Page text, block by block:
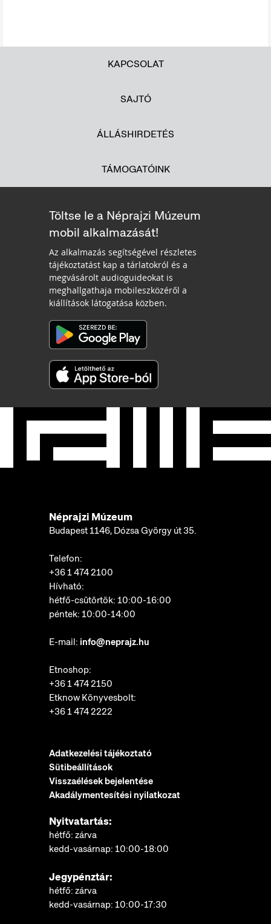
KAPCSOLAT
SAJTÓ
ÁLLÁSHIRDETÉS
TÁMOGATÓINK
Töltse le a Néprajzi Múzeum
mobil alkalmazását!
Az alkalmazás segítségével részletes
tájékoztatást kap a tárlatokról és a
megvásárolt audioguideokat is
meghallgathaja mobileszközéről a
kiállítások látogatása közben.
Néprajzi Múzeum
Budapest 1146, Dózsa György út 35.
Telefon:
+36 1 474 2100
Hívható:
hétfő-csütörtök: 10:00-16:00
péntek: 10:00-14:00
E-mail: info@neprajz.hu
Etnoshop:
+36 1 474 2150
Etknow Könyvesbolt:
+36 1 474 2222
Adatkezelési tájékoztató
Sütibeállítások
Visszaélések bejelentése
Akadálymentesítési nyilatkozat
Nyitvatartás:
hétfő: zárva
kedd-vasárnap: 10:00-18:00
Jegypénztár:
hétfő: zárva
kedd-vasárnap: 10:00-17:30